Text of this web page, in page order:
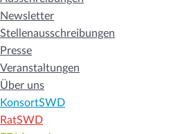
Newsletter
Stellenausschreibungen
Presse
Veranstaltungen
Über uns
KonsortSWD
RatSWD